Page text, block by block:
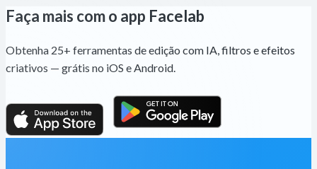
Faça mais com o app Facelab
Obtenha 25+ ferramentas de edição com IA, filtros e efeitos
criativos — grátis no iOS e Android.